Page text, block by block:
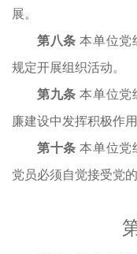
展。
第八条 本单位党
规定开展组织活动。
第九条 本单位党
廉建设中发挥积极作用
第十条 本单位党
党员必须自觉接受党